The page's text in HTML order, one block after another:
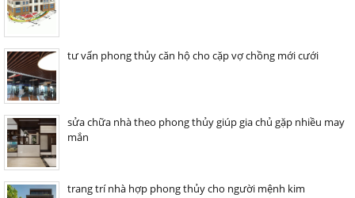
tư vấn phong thủy căn hộ cho cặp vợ chồng mới cưới
sửa chữa nhà theo phong thủy giúp gia chủ gặp nhiều may
mắn
trang trí nhà hợp phong thủy cho người mệnh kim